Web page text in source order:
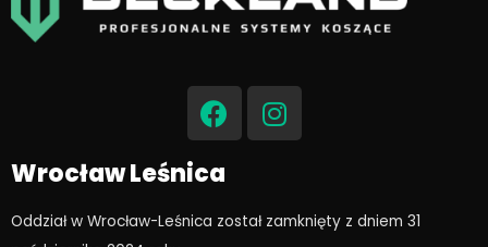
F
a
c
e
b
o
I
n
s
g
Wrocław Leśnica
Oddział w Wrocław-Leśnica został zamknięty z dniem 31